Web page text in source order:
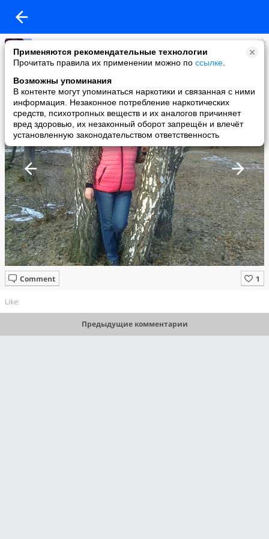
Применяются рекомендательные технологии
Прочитать правила их применении можно по ссылке
Возможны упоминания
В контенте могут упоминаться наркотики и связанная с ними
информация. Незаконное потребление наркотических
средств, психотропных веществ и их аналогов причиняет
вред здоровью, их незаконный оборот запрещён и влечёт
установленную законодательством ответственность
светлана
added a photo
22 Mar в 17:01
Comment
Like:
Предыдущие комментарии